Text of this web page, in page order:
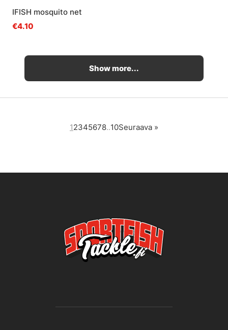
IFISH mosquito net
€4.10
Show more...
12345678..10Seuraava »